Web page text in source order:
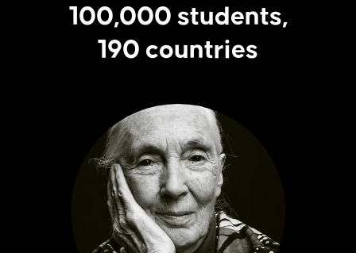
100,000 students,
190 countries